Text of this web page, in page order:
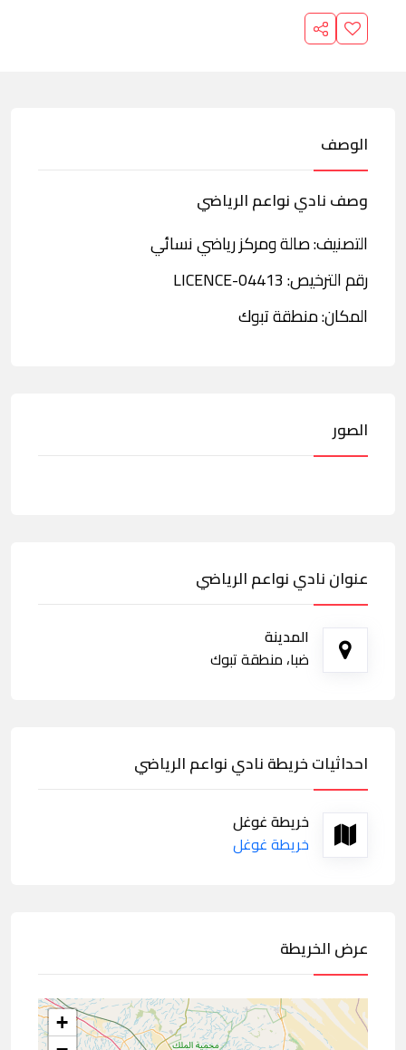
الوصف
وصف نادي نواعم الرياضي
التصنيف: صالة ومركز رياضي نسائي
رقم الترخيص: LICENCE-04413
المكان: منطقة تبوك
الصور
عنوان نادي نواعم الرياضي
المدينة
ضبا، منطقة تبوك
احداثيات خريطة نادي نواعم الرياضي
خريطة غوغل
خريطة غوغل
عرض الخريطة
+